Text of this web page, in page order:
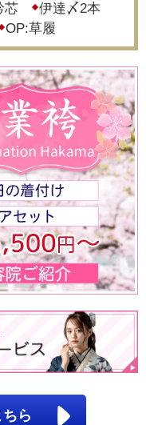
芯
伊達〆2本
OP:草履
ら